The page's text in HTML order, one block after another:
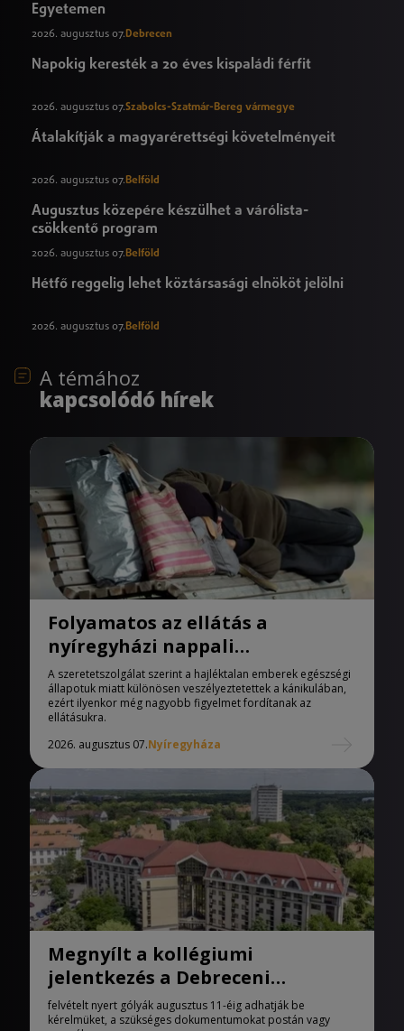
Egyetemen
2026. augusztus 07.Debrecen
Napokig keresték a 20 éves kispaládi férfit
2026. augusztus 07.Szabolcs-Szatmár-Bereg vármegye
Átalakítják a magyarérettségi követelményeit
2026. augusztus 07.Belföld
Augusztus közepére készülhet a várólista-
csökkentő program
2026. augusztus 07.Belföld
Hétfő reggelig lehet köztársasági elnököt jelölni
2026. augusztus 07.Belföld
A témához
kapcsolódó hírek
Folyamatos az ellátás a
nyíregyházi nappali
melegedőben
A szeretetszolgálat szerint a hajléktalan emberek egészségi
állapotuk miatt különösen veszélyeztetettek a kánikulában,
ezért ilyenkor még nagyobb figyelmet fordítanak az
ellátásukra.
2026. augusztus 07.Nyíregyháza
Megnyílt a kollégiumi
jelentkezés a Debreceni
Egyetemen
felvételt nyert gólyák augusztus 11-éig adhatják be
kérelmüket, a szükséges dokumentumokat postán vagy